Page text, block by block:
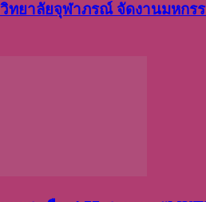
ทยาลัยจุฬาภรณ์ จัดงานมหกร